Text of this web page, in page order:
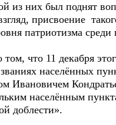
из них был поднят
присвоение
патриотизма среди
что 11 декабря
населённых
Ивановичем
населённым
доблести».